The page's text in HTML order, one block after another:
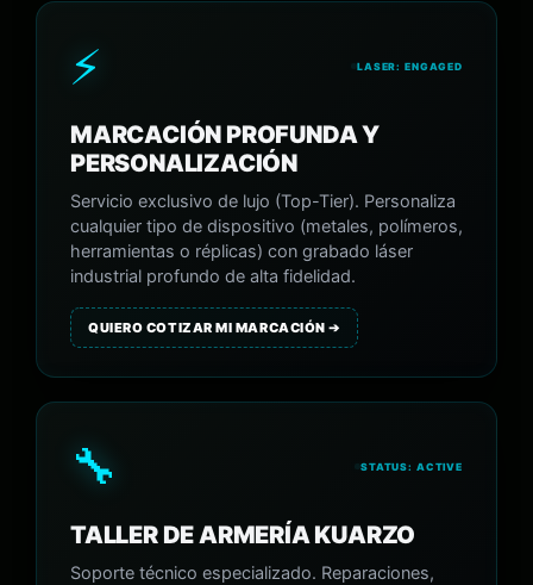
⚡ LASER: ENGAGED
MARCACIÓN PROFUNDA Y
PERSONALIZACIÓN
Servicio exclusivo de lujo (Top-Tier). Personaliza
cualquier tipo de dispositivo (metales, polímeros,
herramientas o réplicas) con grabado láser
industrial profundo de alta fidelidad.
QUIERO COTIZAR MI MARCACIÓN ➔
🔧 STATUS: ACTIVE
TALLER DE ARMERÍA KUARZO
Soporte técnico especializado. Reparaciones,